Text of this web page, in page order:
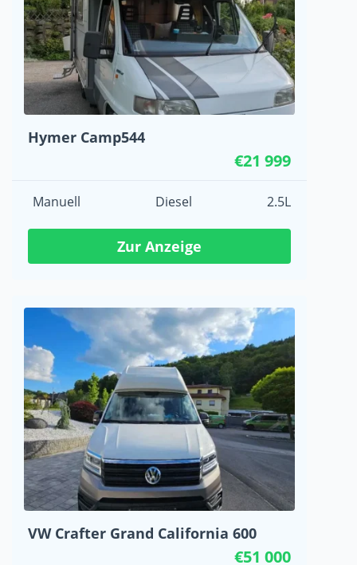
Hymer Camp544
€21 999
Manuell Diesel 2.5L
Zur Anzeige
VW Crafter Grand California 600
€51 000